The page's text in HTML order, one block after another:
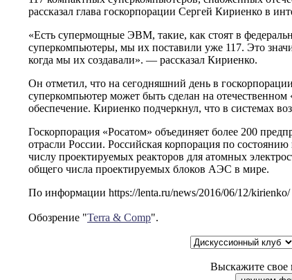
рассказал глава госкорпорации Сергей Кириенко в
«Есть супермощные ЭВМ, такие, как стоят в
суперкомпьютеры, мы их поставили уже 117. Это
когда мы их создавали». — рассказал Кириенко.
Он отметил, что на сегодняшний день в
суперкомпьютер может быть сделан на
обеспечение. Кириенко подчеркнул, что в системах
Госкорпорация «Росатом» объединяет более 200
отрасли России. Российская корпорация по
числу проектируемых реакторов для атомных
общего числа проектируемых блоков АЭС в мире.
По информации https://lenta.ru/news/2016/06/12/kirienko/
Обозрение "Terra & Comp".
Выскажите свое